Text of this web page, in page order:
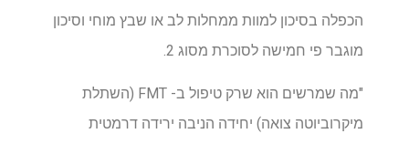
הכפלה בסיכון למוות ממחלות לב או שבץ מוחי וסיכון
מוגבר פי חמישה לסוכרת מסוג 2.
"מה שמרשים הוא שרק טיפול ב- FMT (השתלת
מיקרוביוטה צואה) יחידה הניבה ירידה דרמטית